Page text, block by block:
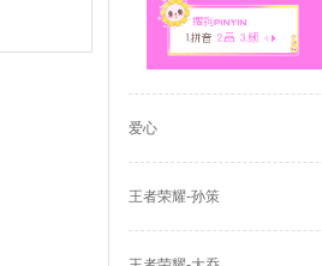
爱心
王者荣耀-孙策